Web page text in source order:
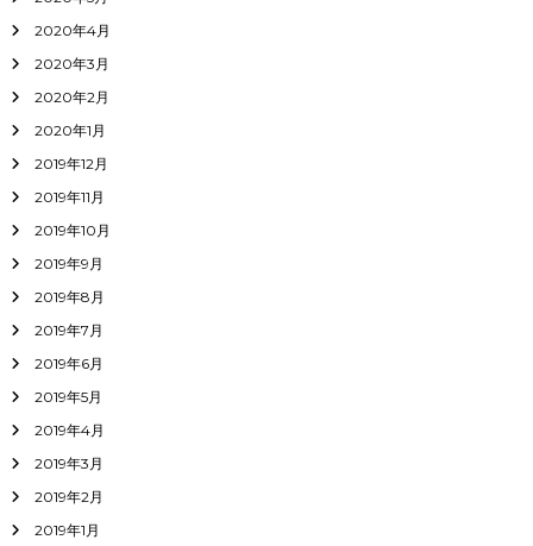
2020年4月
2020年3月
2020年2月
2020年1月
2019年12月
2019年11月
2019年10月
2019年9月
2019年8月
2019年7月
2019年6月
2019年5月
2019年4月
2019年3月
2019年2月
2019年1月